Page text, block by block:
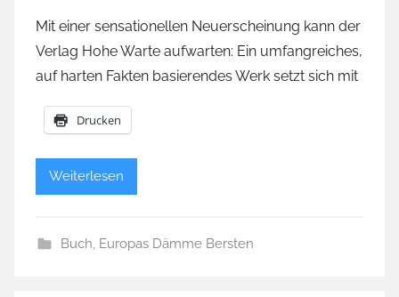
Mit einer sensationellen Neuerscheinung kann der
Verlag Hohe Warte aufwarten: Ein umfangreiches,
auf harten Fakten basierendes Werk setzt sich mit
Drucken
Weiterlesen
Buch Europas Dämme Bersten